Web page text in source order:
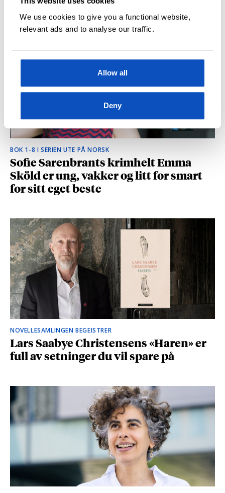
We use cookies to give you a functional website,
relevant ads and to analyse our traffic.
Allow all
Deny
hvilke deler som fikk folk til å le høyt
BOK 1-8 I SERIEN UTE PÅ NORSK
Sofie Sarenbrants krimhelt Emma
Sköld er ung, vakker og litt for smart
for sitt eget beste
NOVELLESAMLINGEN BEGEISTRER
Lars Saabye Christensens «Haren» er
full av setninger du vil spare på